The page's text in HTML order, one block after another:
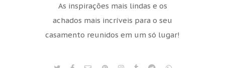
As inspirações mais lindas e os
achados mais incríveis para o seu
casamento reunidos em um só lugar!